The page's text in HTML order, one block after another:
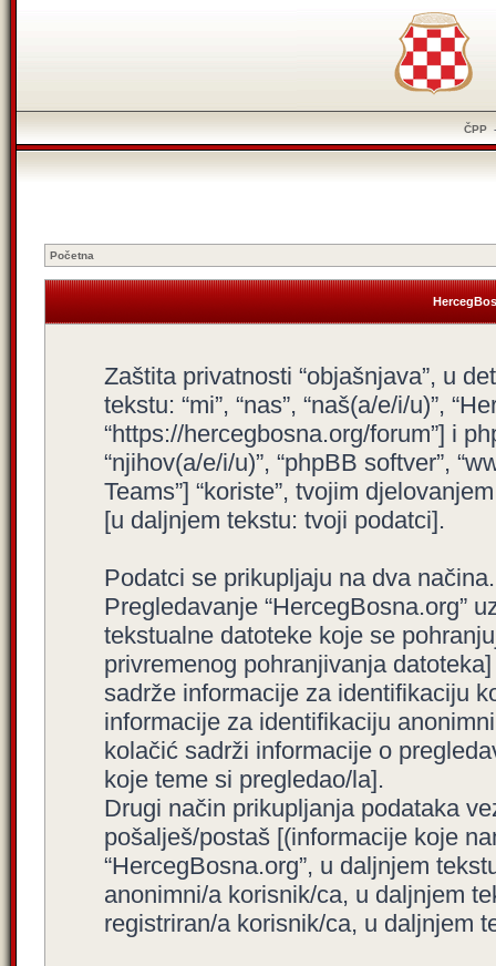
ČPP
Početna
Zaštita privatnosti “objašnjava”, u
tekstu: “mi”, “nas”, “naš(a/e/i/u)”,
“https://hercegbosna.org/forum”] i
“njihov(a/e/i/u)”, “phpBB softver”,
Teams”] “koriste”, tvojim
[u daljnjem tekstu: tvoji podatci].
Podatci se prikupljaju na dva načina.
Pregledavanje “HercegBosna.org”
tekstualne datoteke koje se
privremenog pohranjivanja
sadrže informacije za identifikaciju
informacije za identifikaciju
kolačić sadrži informacije o
koje teme si pregledao/la].
Drugi način prikupljanja podataka
pošalješ/postaš [(informacije koje
“HercegBosna.org”, u daljnjem
anonimni/a korisnik/ca, u daljnjem
registriran/a korisnik/ca, u daljnjem